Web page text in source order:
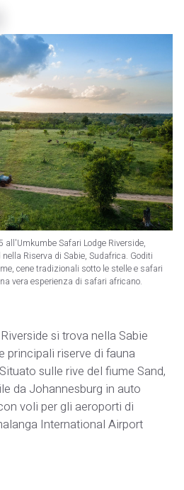
Safari Lodge Riverside,
Riserva di Sabie, Sudafrica. Goditi
cene tradizionali sotto le stelle e safari
vera esperienza di safari africano.
si trova nella Sabie
principali riserve di fauna
sulle rive del fiume Sand,
da Johannesburg in auto
voli per gli aeroporti di
International Airport